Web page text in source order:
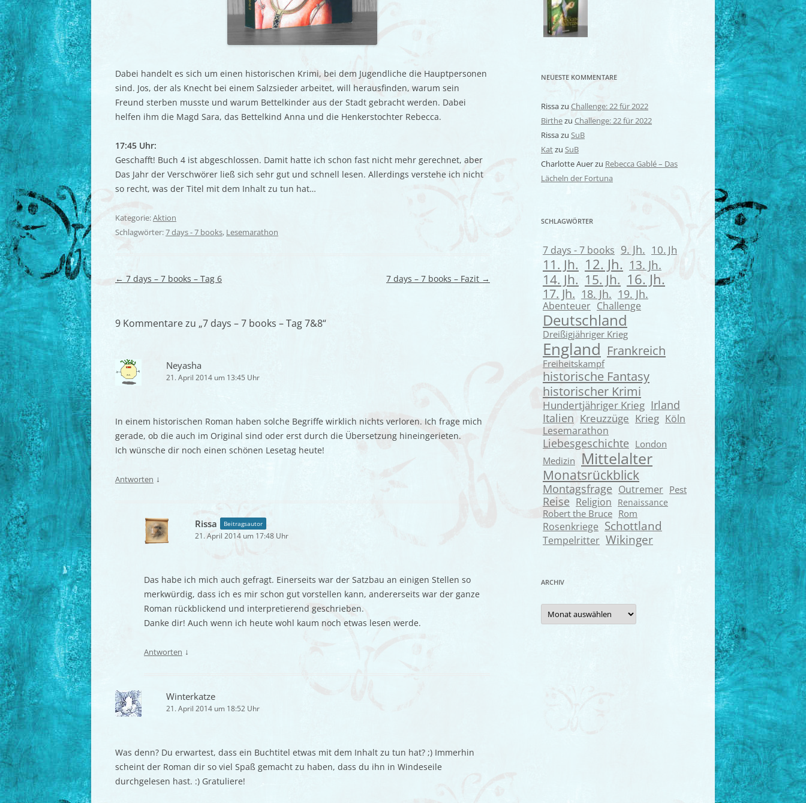
Dabei handelt es sich um einen historischen Krimi, bei dem Jugendliche die Hauptpersonen
sind. Jos, der als Knecht bei einem Salzsieder arbeitet, will herausfinden, warum sein
Freund sterben musste und warum Bettelkinder aus der Stadt gebracht werden. Dabei
helfen ihm die Magd Sara, das Bettelkind Anna und die Henkerstochter Rebecca.
17:45 Uhr:
Geschafft! Buch 4 ist abgeschlossen. Damit hatte ich schon fast nicht mehr gerechnet, aber
Das Jahr der Verschwörer ließ sich sehr gut und schnell lesen. Allerdings verstehe ich nicht
so recht, was der Titel mit dem Inhalt zu tun hat…
Kategorie:Aktion
Schlagwörter:7 days - 7 books, Lesemarathon
Beitragsnavigation
← 7 days – 7 books – Tag 6 7 days – 7 books – Fazit →
9 Kommentare zu „7 days – 7 books – Tag 7&8“
Neyasha
21. April 2014 um 13:45 Uhr
In einem historischen Roman haben solche Begriffe wirklich nichts verloren. Ich frage mich
gerade, ob die auch im Original sind oder erst durch die Übersetzung hineingerieten.
Ich wünsche dir noch einen schönen Lesetag heute!
Antworten ↓
Rissa Beitragsautor
21. April 2014 um 17:48 Uhr
Das habe ich mich auch gefragt. Einerseits war der Satzbau an einigen Stellen so
merkwürdig, dass ich es mir schon gut vorstellen kann, andererseits war der ganze
Roman rückblickend und interpretierend geschrieben.
Danke dir! Auch wenn ich heute wohl kaum noch etwas lesen werde.
Antworten ↓
Winterkatze
21. April 2014 um 18:52 Uhr
Was denn? Du erwartest, dass ein Buchtitel etwas mit dem Inhalt zu tun hat? ;) Immerhin
scheint der Roman dir so viel Spaß gemacht zu haben, dass du ihn in Windeseile
durchgelesen hast. :) Gratuliere!
NEUESTE KOMMENTARE
Rissazu Challenge: 22 für 2022
Birthezu Challenge: 22 für 2022
Rissazu SuB
Katzu SuB
Charlotte Auerzu Rebecca Gablé – Das
Lächeln der Fortuna
SCHLAGWÖRTER
7 days - 7 books 9. Jh. 10. Jh
11. Jh. 12. Jh. 13. Jh.
14. Jh. 15. Jh. 16. Jh.
17. Jh. 18. Jh. 19. Jh.
Abenteuer Challenge
Deutschland
Dreißigjähriger Krieg
England Frankreich
Freiheitskampf
historische Fantasy
historischer Krimi
Hundertjähriger Krieg Irland
Italien Kreuzzüge Krieg Köln
Lesemarathon
Liebesgeschichte London
Medizin
Mittelalter
Monatsrückblick
Montagsfrage Outremer Pest
Reise Religion Renaissance
Robert the Bruce Rom
Rosenkriege Schottland
Tempelritter Wikinger
ARCHIV
Archiv